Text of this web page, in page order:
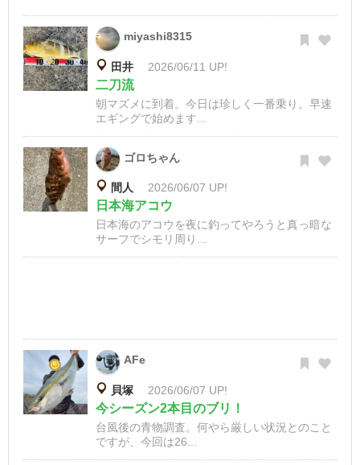
miyashi8315
田井 2026/06/11 UP!
二刀流
朝マズメに到着。今日は珍しく一番乗り。早速
エギングで始めます...
ゴロちゃん
間人 2026/06/07 UP!
日本海アコウ
日本海のアコウを夜に釣ってやろうと真っ暗な
サーフでシモリ周り...
AFe
貝塚 2026/06/07 UP!
今シーズン2本目のブリ！
台風後の青物調査。何やら厳しい状況とのこと
ですが、今回は26...